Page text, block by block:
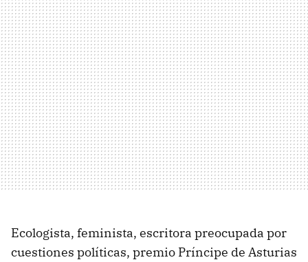
Ecologista, feminista, escritora preocupada por
cuestiones políticas, premio Príncipe de Asturias